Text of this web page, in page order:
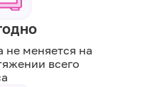
не меняется на
всего